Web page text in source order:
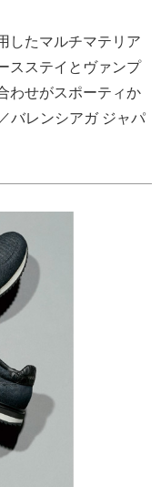
したマルチマテリア
スステイとヴァンプ
わせがスポーティか
バレンシアガ ジャパ